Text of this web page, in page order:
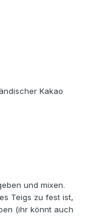
Kakao
und mixen.
Teigs zu fest ist,
(ihr könnt auch